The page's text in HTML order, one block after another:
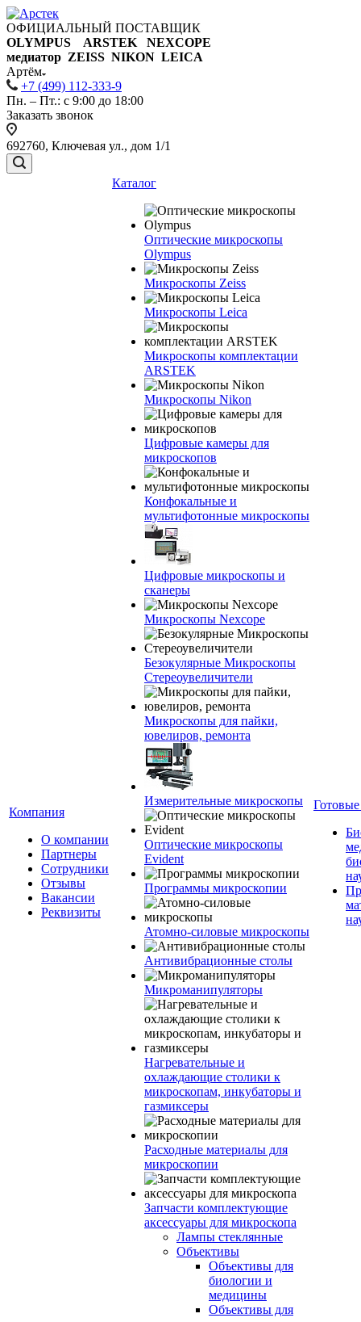
ОФИЦИАЛЬНЫЙ ПОСТАВЩИК
OLYMPUS ARSTEK NEXCOPE
медиатор ZEISS NIKON LEICA
Артём
+7 (499) 112-333-9
Пн. – Пт.: с 9:00 до 18:00
Заказать звонок
692760, Ключевая ул., дом 1/1
Компания
О компании
Партнеры
Сотрудники
Отзывы
Вакансии
Реквизиты
Каталог
Оптические микроскопы
Olympus
Микроскопы Zeiss
Микроскопы Leica
Микроскопы комплектации
ARSTEK
Микроскопы Nikon
Цифровые камеры для
микроскопов
Конфокальные и
мультифотонные микроскопы
Цифровые микроскопы и
сканеры
Микроскопы Nexcope
Безокулярные Микроскопы
Стереоувеличители
Микроскопы для пайки,
ювелиров, ремонта
Измерительные микроскопы
Оптические микроскопы
Evident
Программы микроскопии
Атомно-силовые микроскопы
Антивибрационные столы
Микроманипуляторы
Нагревательные и
охлаждающие столики к
микроскопам, инкубаторы и
газмиксеры
Расходные материалы для
микроскопии
Запчасти комплектующие
аксессуары для микроскопа
Лампы стеклянные
Объективы
Объективы для
биологии и
медицины
Объективы для